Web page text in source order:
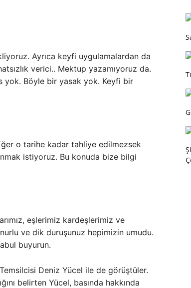
Ayrıca keyfi uygulamalardan da
verici.. Mektup yazamıyoruz da.
yok. Böyle bir yasak yok. Keyfi bir
o tarihe kadar tahliye edilmezsek
istiyoruz. Bu konuda bize bilgi
eşlerimiz kardeşlerimiz ve
ve dik duruşunuz hepimizin umudu.
buyurun.
Deniz Yücel ile de görüştüler.
belirten Yücel, basında hakkında